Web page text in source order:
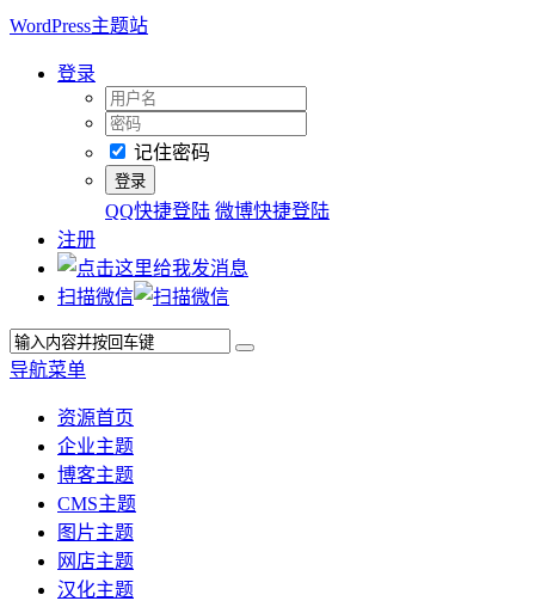
WordPress主题站
登录
记住密码
QQ快捷登陆 微博快捷登陆
注册
扫描微信
导航菜单
资源首页
企业主题
博客主题
CMS主题
图片主题
网店主题
汉化主题